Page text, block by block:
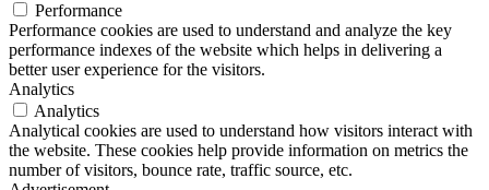
Performance
Performance cookies are used to understand and analyze the key
performance indexes of the website which helps in delivering a
better user experience for the visitors.
Analytics
Analytics
Analytical cookies are used to understand how visitors interact with
the website. These cookies help provide information on metrics the
number of visitors, bounce rate, traffic source, etc.